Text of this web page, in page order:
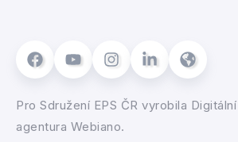
Pro Sdružení EPS ČR vyrobila
agentura Webiano.